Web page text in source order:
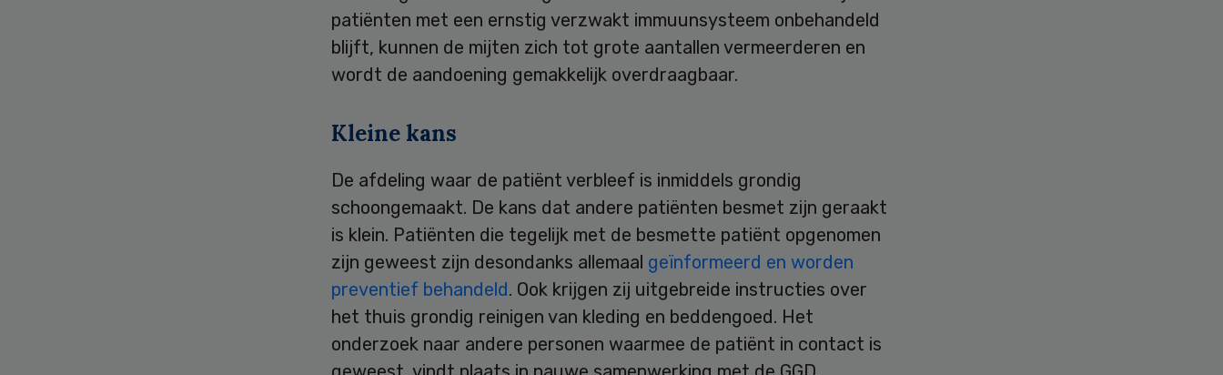
patiënten met een ernstig verzwakt immuunsysteem onbehandeld
blijft, kunnen de mijten zich tot grote aantallen vermeerderen en
wordt de aandoening gemakkelijk overdraagbaar.
Kleine kans
De afdeling waar de patiënt verbleef is inmiddels grondig
schoongemaakt. De kans dat andere patiënten besmet zijn geraakt
is klein. Patiënten die tegelijk met de besmette patiënt opgenomen
zijn geweest zijn desondanks allemaal geïnformeerd en worden
preventief behandeld. Ook krijgen zij uitgebreide instructies over
het thuis grondig reinigen van kleding en beddengoed. Het
onderzoek naar andere personen waarmee de patiënt in contact is